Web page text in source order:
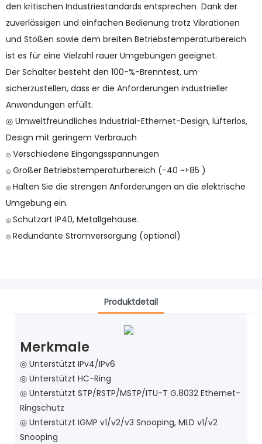
den kritischen Industriestandards entsprechen Dank der
zuverlässigen und einfachen Bedienung trotz Vibrationen
und Stößen sowie dem breiten Betriebstemperaturbereich
ist es für eine Vielzahl rauer Umgebungen geeignet.
Der Schalter besteht den 100-%-Brenntest, um
sicherzustellen, dass er die Anforderungen industrieller
Anwendungen erfüllt.
◎ Umweltfreundliches Industrial-Ethernet-Design, lüfterlos,
Design mit geringem Verbrauch
◎ Verschiedene Eingangsspannungen
◎ Großer Betriebstemperaturbereich (-40 ~+85 )
◎ Halten Sie die strengen Anforderungen an die elektrische
Umgebung ein.
◎ Schutzart IP40, Metallgehäuse.
◎ Redundante Stromversorgung (optional)
Produktdetail
Merkmale
◎ Unterstützt IPv4/IPv6
◎ Unterstützt HC-Ring
◎ Unterstützt STP/RSTP/MSTP/ITU-T G.8032 Ethernet-
Ringschutz
◎ Unterstützt IGMP v1/v2/v3 Snooping, MLD v1/v2
Snooping